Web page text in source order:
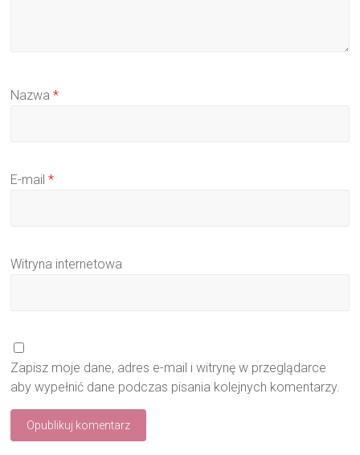
Nazwa*
E-mail*
Witryna internetowa
Zapisz moje dane, adres e-mail i witrynę w przeglądarce
aby wypełnić dane podczas pisania kolejnych komentarzy.